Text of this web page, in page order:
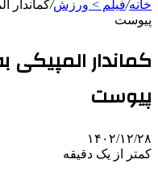
خانه/فیلم > ورزش/کماندار
پیوست
کماندار
پیوست
۱۴۰۲/۱۲/۲۸
کمتر از یک دقیقه